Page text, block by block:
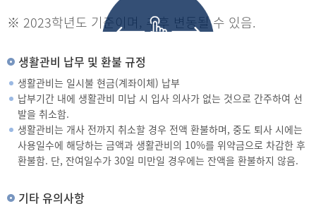
※ 2023학년도 기준이며, 추후 변동될 수 있음.
생활관비 납무 및 환불 규정
생활관비는 일시불 현금(계좌이체) 납부
납부기간 내에 생활관비 미납 시 입사 의사가 없는 것으로 간주하여 선
발을 취소함.
생활관비는 개사 전까지 취소할 경우 전액 환불하며, 중도 퇴사 시에는
사용일수에 해당하는 금액과 생활관비의 10%를 위약금으로 차감한 후
환불함. 단, 잔여일수가 30일 미만일 경우에는 잔액을 환불하지 않음.
기타 유의사항